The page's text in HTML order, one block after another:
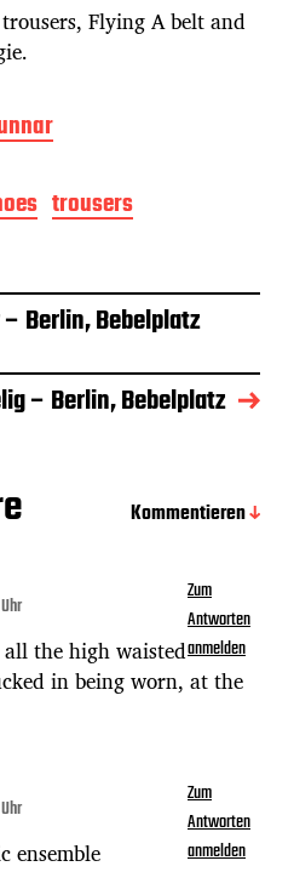
Flying A belt and
trousers
Berlin, Bebelplatz
– Berlin, Bebelplatz
Kommentieren
the high waisted
in being worn, at the
Zum
Antworten
anmelden
ensemble
Zum
Antworten
anmelden